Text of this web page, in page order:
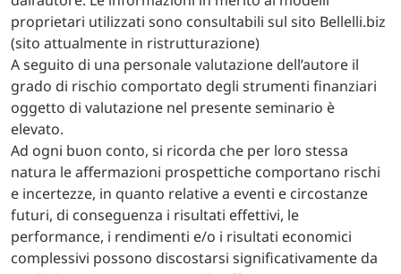
proprietari utilizzati sono consultabili sul sito Bellelli.biz
(sito attualmente in ristrutturazione)
A seguito di una personale valutazione dell’autore il
grado di rischio comportato degli strumenti finanziari
oggetto di valutazione nel presente seminario è
elevato.
Ad ogni buon conto, si ricorda che per loro stessa
natura le affermazioni prospettiche comportano rischi
e incertezze, in quanto relative a eventi e circostanze
futuri, di conseguenza i risultati effettivi, le
performance, i rendimenti e/o i risultati economici
complessivi possono discostarsi significativamente da